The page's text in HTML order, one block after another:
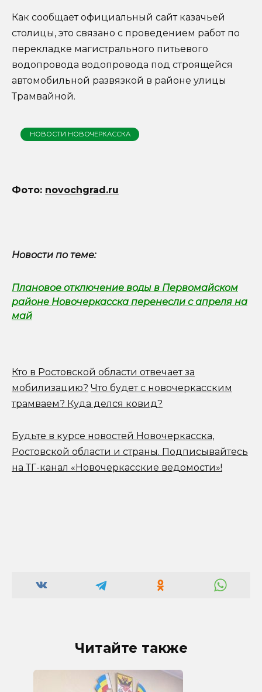
Как сообщает официальный сайт казачьей
столицы, это связано с проведением работ по
перекладке магистрального питьевого
водопровода водопровода под строящейся
автомобильной развязкой в районе улицы
Трамвайной.
НОВОСТИ НОВОЧЕРКАССКА
Фото: novochgrad.ru
Новости по теме:
Плановое отключение воды в Первомайском
районе Новочеркасска перенесли с апреля на
май
Кто в Ростовской области отвечает за
мобилизацию? Что будет с новочеркасским
трамваем? Куда делся ковид?
Будьте в курсе новостей Новочеркасска,
Ростовской области и страны. Подписывайтесь
на ТГ-канал «Новочеркасские ведомости»!
Читайте также